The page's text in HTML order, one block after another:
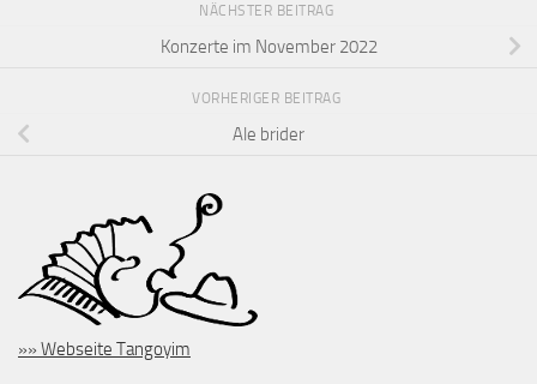
NÄCHSTER BEITRAG
Konzerte im November 2022
VORHERIGER BEITRAG
Ale brider
»» Webseite Tangoyim